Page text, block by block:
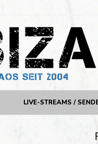
LIVE-STREAMS /